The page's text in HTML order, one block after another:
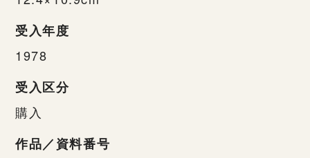
受入年度
1978
受入区分
購入
作品／資料番号